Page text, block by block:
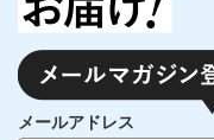
メールアドレス